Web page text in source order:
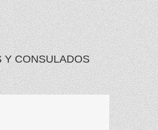
Y CONSULADOS